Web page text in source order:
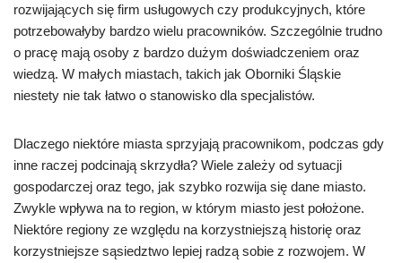
rozwijających się firm usługowych czy produkcyjnych, które
potrzebowałyby bardzo wielu pracowników. Szczególnie trudno
o pracę mają osoby z bardzo dużym doświadczeniem oraz
wiedzą. W małych miastach, takich jak Oborniki Śląskie
niestety nie tak łatwo o stanowisko dla specjalistów.
Dlaczego niektóre miasta sprzyjają pracownikom, podczas gdy
inne raczej podcinają skrzydła? Wiele zależy od sytuacji
gospodarczej oraz tego, jak szybko rozwija się dane miasto.
Zwykle wpływa na to region, w którym miasto jest położone.
Niektóre regiony ze względu na korzystniejszą historię oraz
korzystniejsze sąsiedztwo lepiej radzą sobie z rozwojem. W